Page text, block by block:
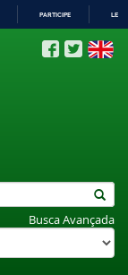
PARTICIPE
Busca Avançada